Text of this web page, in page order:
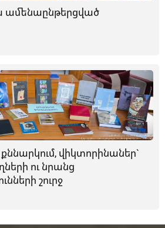
վիկտորինաներ`
ու նրանց
շուրջ